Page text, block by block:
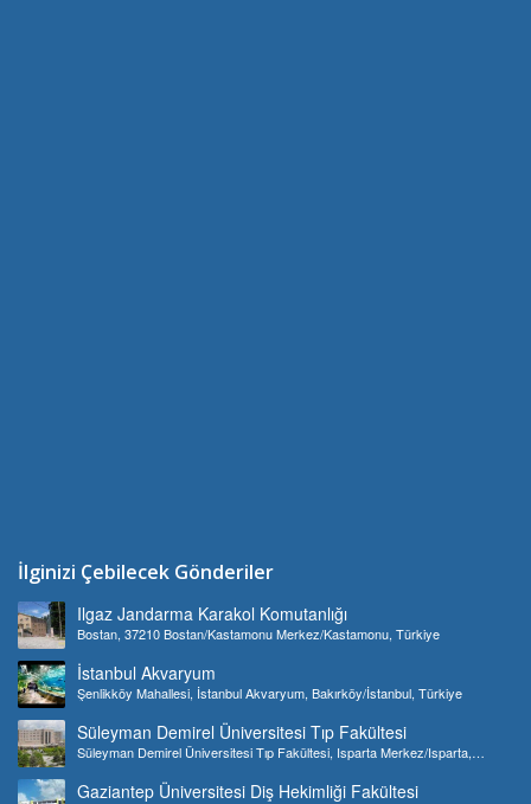
İlginizi Çebilecek Gönderiler
Ilgaz Jandarma Karakol Komutanlığı
Bostan, 37210 Bostan/Kastamonu Merkez/Kastamonu, Türkiye
İstanbul Akvaryum
Şenlikköy Mahallesi, İstanbul Akvaryum, Bakırköy/İstanbul, Türkiye
Süleyman Demirel Üniversitesi Tıp Fakültesi
Süleyman Demirel Üniversitesi Tıp Fakültesi, Isparta Merkez/Isparta,
Gaziantep Üniversitesi Diş Hekimliği Fakültesi